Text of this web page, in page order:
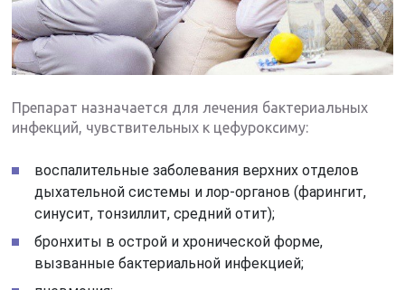
Препарат назначается для лечения бактериальных
инфекций, чувствительных к цефуроксиму:
воспалительные заболевания верхних отделов
дыхательной системы и лор-органов (фарингит,
синусит, тонзиллит, средний отит);
бронхиты в острой и хронической форме,
вызванные бактериальной инфекцией;